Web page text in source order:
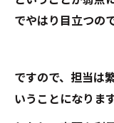
でやはり目立つので
ですので、担当は
いうことになります